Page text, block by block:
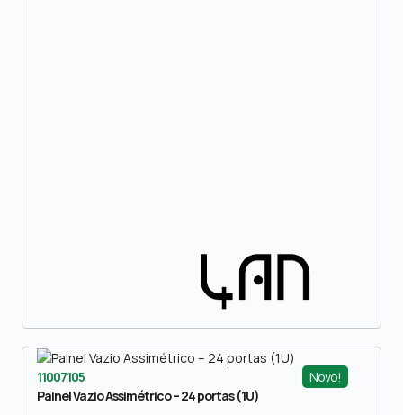
Novo!
11007105
Painel Vazio Assimétrico – 24 portas (1U)